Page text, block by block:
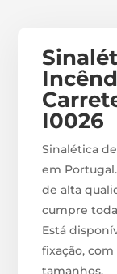
I0026
Sinalética
em
de alta
cumpre
Está
fixação,
tamanhos.